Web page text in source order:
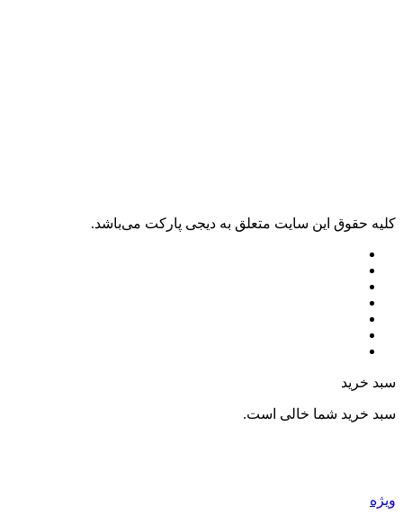
کليه حقوق اين سايت متعلق به دیجی پارکت می‌باشد.
سبد خرید
سبد خرید شما خالی است.
ویژه